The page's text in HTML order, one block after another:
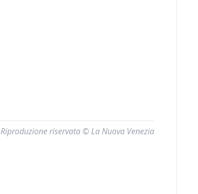
Riproduzione riservata © La Nuova Venezia